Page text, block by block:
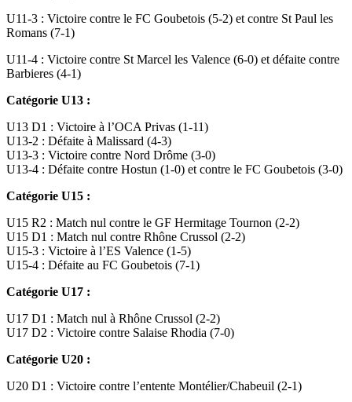
U11-3 : Victoire contre le FC Goubetois (5-2) et contre St Paul les
Romans (7-1)
U11-4 : Victoire contre St Marcel les Valence (6-0) et défaite contre
Barbieres (4-1)
Catégorie U13 :
U13 D1 : Victoire à l’OCA Privas (1-11)
U13-2 : Défaite à Malissard (4-3)
U13-3 : Victoire contre Nord Drôme (3-0)
U13-4 : Défaite contre Hostun (1-0) et contre le FC Goubetois (3-0)
Catégorie U15 :
U15 R2 : Match nul contre le GF Hermitage Tournon (2-2)
U15 D1 : Match nul contre Rhône Crussol (2-2)
U15-3 : Victoire à l’ES Valence (1-5)
U15-4 : Défaite au FC Goubetois (7-1)
Catégorie U17 :
U17 D1 : Match nul à Rhône Crussol (2-2)
U17 D2 : Victoire contre Salaise Rhodia (7-0)
Catégorie U20 :
U20 D1 : Victoire contre l’entente Montélier/Chabeuil (2-1)